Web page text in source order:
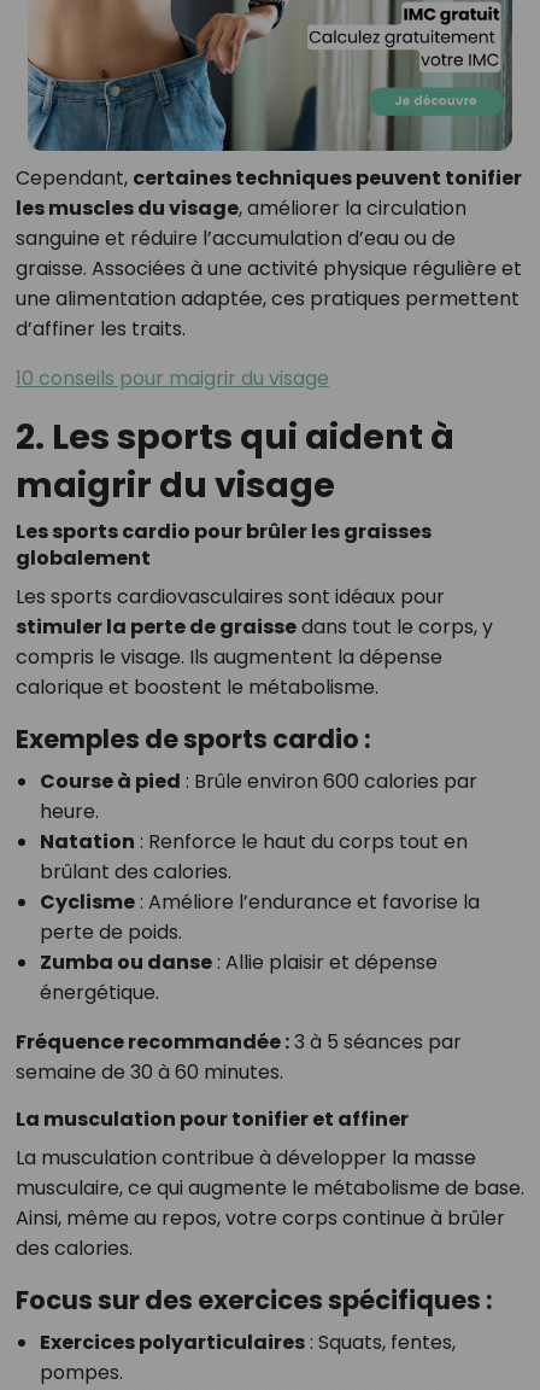
Cependant, certaines techniques peuvent tonifier
les muscles du visage, améliorer la circulation
sanguine et réduire l’accumulation d’eau ou de
graisse. Associées à une activité physique régulière et
une alimentation adaptée, ces pratiques permettent
d’affiner les traits.
10 conseils pour maigrir du visage
2. Les sports qui aident à
maigrir du visage
Les sports cardio pour brûler les graisses
globalement
Les sports cardiovasculaires sont idéaux pour
stimuler la perte de graissedans tout le corps, y
compris le visage. Ils augmentent la dépense
calorique et boostent le métabolisme.
Exemples de sports cardio :
Course à pied : Brûle environ 600 calories par
heure.
Natation : Renforce le haut du corps tout en
brûlant des calories.
Cyclisme: Améliore l’endurance et favorise la
perte de poids.
Zumba ou danse: Allie plaisir et dépense
énergétique.
Fréquence recommandée :3 à 5 séances par
semaine de 30 à 60 minutes.
La musculation pour tonifier et affiner
La musculation contribue à développer la masse
musculaire, ce qui augmente le métabolisme de base.
Ainsi, même au repos, votre corps continue à brûler
des calories.
Focus sur des exercices spécifiques :
Exercices polyarticulaires: Squats, fentes,
pompes.